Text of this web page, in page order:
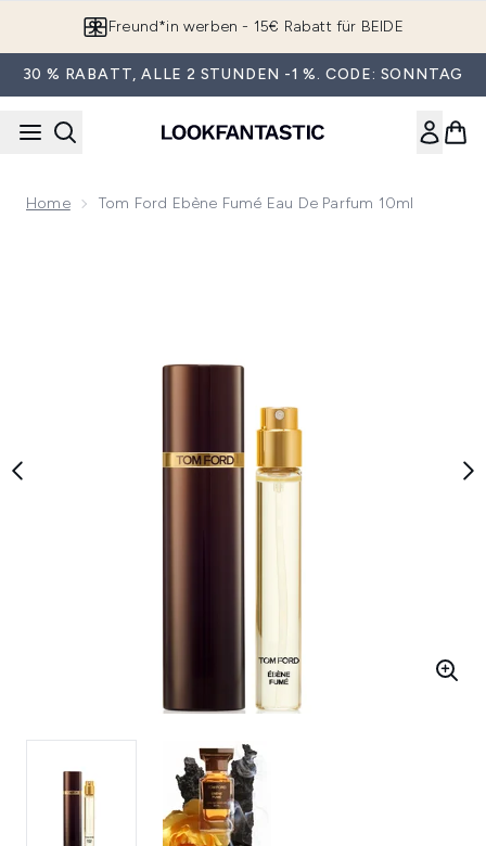
Freund*in werben - 15€ Rabatt für BEIDE
30 % RABATT, ALLE 2 STUNDEN -1 %. CODE: SONNTAG
Home Tom Ford Ebène Fumé Eau De Parfum 10ml